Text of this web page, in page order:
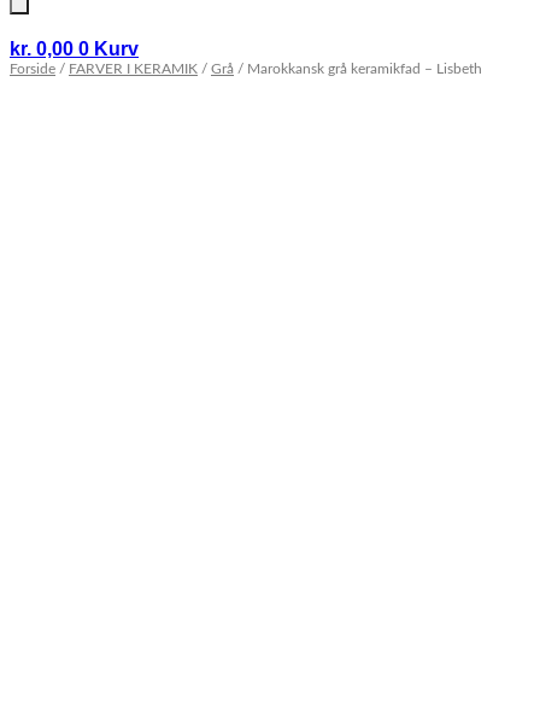
kr. 0,00 0 Kurv
Forside / FARVER I KERAMIK / Grå / Marokkansk grå keramikfad – Lisbeth